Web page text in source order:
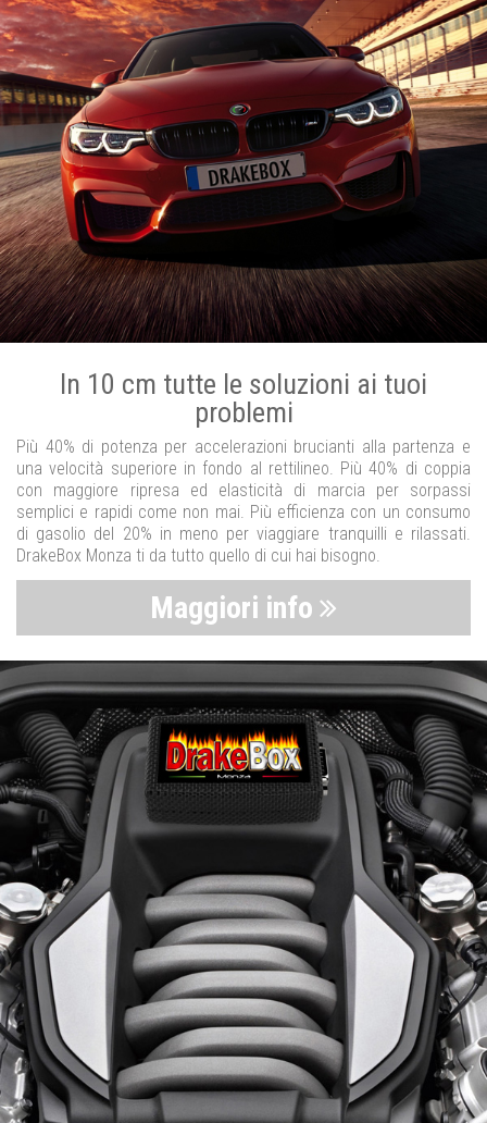
In 10 cm tutte le soluzioni ai tuoi
problemi
Più 40% di potenza per accelerazioni brucianti alla partenza e
una velocità superiore in fondo al rettilineo. Più 40% di coppia
con maggiore ripresa ed elasticità di marcia per sorpassi
semplici e rapidi come non mai. Più efficienza con un consumo
di gasolio del 20% in meno per viaggiare tranquilli e rilassati.
DrakeBox Monza ti da tutto quello di cui hai bisogno.
Maggiori info